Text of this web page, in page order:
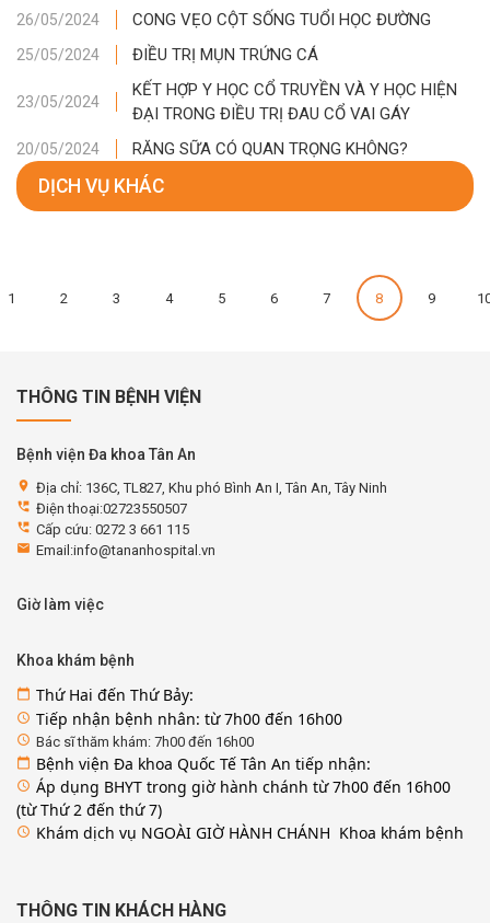
26/05/2024 CONG VẸO CỘT SỐNG TUỔI HỌC ĐƯỜNG
25/05/2024 ĐIỀU TRỊ MỤN TRỨNG CÁ
23/05/2024
KẾT HỢP Y HỌC CỔ TRUYỀN VÀ Y HỌC HIỆN
ĐẠI TRONG ĐIỀU TRỊ ĐAU CỔ VAI GÁY
20/05/2024 RĂNG SỮA CÓ QUAN TRỌNG KHÔNG?
DỊCH VỤ KHÁC
1 2 3 4 5 6 7 8 9
THÔNG TIN BỆNH VIỆN
Bệnh viện Đa khoa Tân An
location_on Địa chỉ: 136C, TL827, Khu phó Bình An I, Tân An, Tây Ninh
perm_phone_msg Điện thoại:02723550507
perm_phone_msg Cấp cứu: 0272 3 661 115
email Email:info@tananhospital.vn
Giờ làm việc
Khoa khám bệnh
calendar_today Thứ Hai đến Thứ Bảy:
access_time Tiếp nhận bệnh nhân: từ 7h00 đến 16h00
access_time Bác sĩ thăm khám: 7h00 đến 16h00
calendar_today Bệnh viện Đa khoa Quốc Tế Tân An tiếp nhận:
access_time Áp dụng BHYT trong giờ hành chánh từ 7h00 đến 16h00
(từ Thứ 2 đến thứ 7)
access_time Khám dịch vụ NGOÀI GIỜ HÀNH CHÁNH Khoa khám bệnh
THÔNG TIN KHÁCH HÀNG